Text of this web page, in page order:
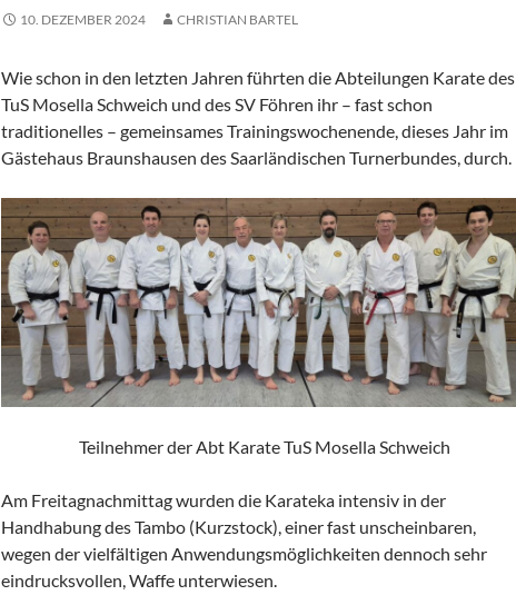
10. DEZEMBER 2024 CHRISTIAN BARTEL
Wie schon in den letzten Jahren führten die Abteilungen Karate des
TuS Mosella Schweich und des SV Föhren ihr – fast schon
traditionelles – gemeinsames Trainingswochenende, dieses Jahr im
Gästehaus Braunshausen des Saarländischen Turnerbundes, durch.
Teilnehmer der Abt Karate TuS Mosella Schweich
Am Freitagnachmittag wurden die Karateka intensiv in der
Handhabung des Tambo (Kurzstock), einer fast unscheinbaren,
wegen der vielfältigen Anwendungsmöglichkeiten dennoch sehr
eindrucksvollen, Waffe unterwiesen.